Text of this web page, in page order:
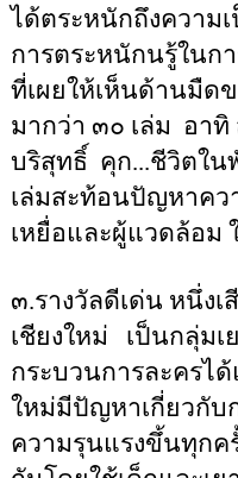
ได้ตระหนักถึงความ
การตระหนักนรู้ในก
ที่เผยให้เห็นด้านมืด
มากว่า ๓๐ เล่ม อาทิ
บริสุทธิ์ คุก...ชีวิตใ
เล่มสะท้อนปัญหาคว
เหยื่อและผู้แวดล้อม
๓.รางวัลดีเด่น หนึ่ง
เชียงใหม่
เป็นกลุ่ม
กระบวนการละครไ
ใหม่มีปัญหาเกี่ยวกับ
ความรุนแรงขึ้นทุกค